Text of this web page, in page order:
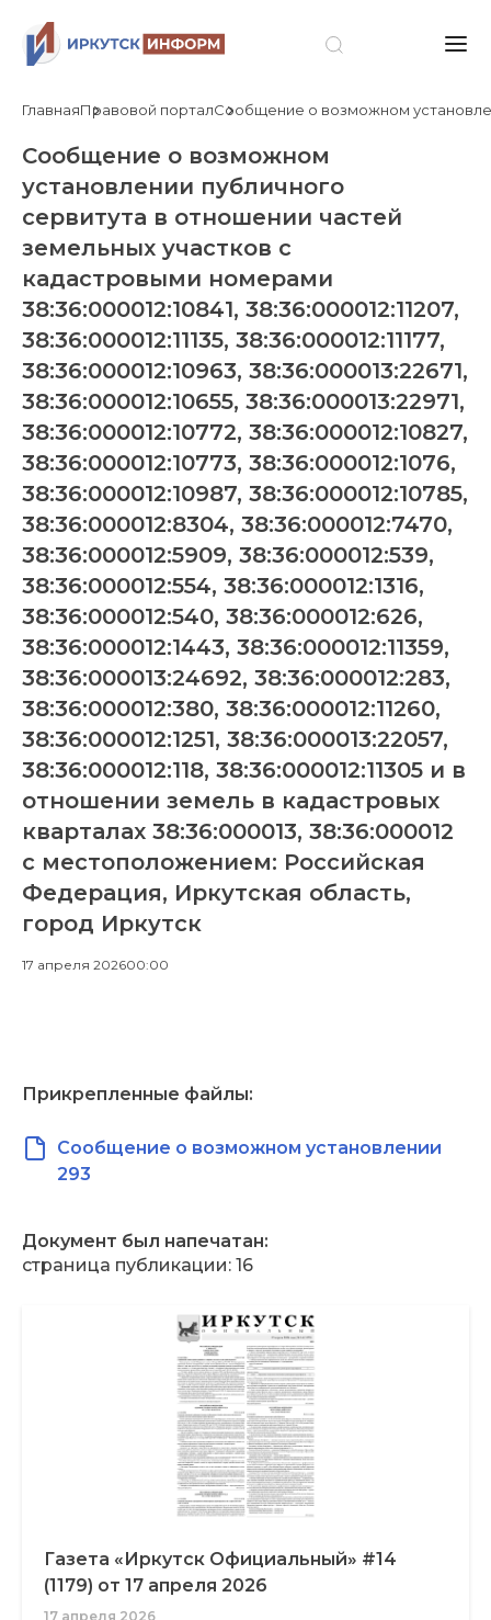
ГлавнаяПравовой порталСообщение о возможном
Сообщение о возможном
установлении публичного
сервитута в отношении частей
земельных участков с
кадастровыми номерами
38:36:000012:10841, 38:36:000012:11207,
38:36:000012:11135, 38:36:000012:11177,
38:36:000012:10963, 38:36:000013:22671,
38:36:000012:10655, 38:36:000013:22971,
38:36:000012:10772, 38:36:000012:10827,
38:36:000012:10773, 38:36:000012:1076,
38:36:000012:10987, 38:36:000012:10785,
38:36:000012:8304, 38:36:000012:7470,
38:36:000012:5909, 38:36:000012:539,
38:36:000012:554, 38:36:000012:1316,
38:36:000012:540, 38:36:000012:626,
38:36:000012:1443, 38:36:000012:11359,
38:36:000013:24692, 38:36:000012:283,
38:36:000012:380, 38:36:000012:11260,
38:36:000012:1251, 38:36:000013:22057,
38:36:000012:118, 38:36:000012:11305 и в
отношении земель в кадастровых
кварталах 38:36:000013, 38:36:000012
с местоположением: Российская
Федерация, Иркутская область,
город Иркутск
17 апреля 202600:00
Прикрепленные файлы:
Сообщение о возможном установлении
293
Документ был напечатан:
страница публикации: 16
Газета «Иркутск Официальный» #14
(1179) от 17 апреля 2026
17 апреля 2026